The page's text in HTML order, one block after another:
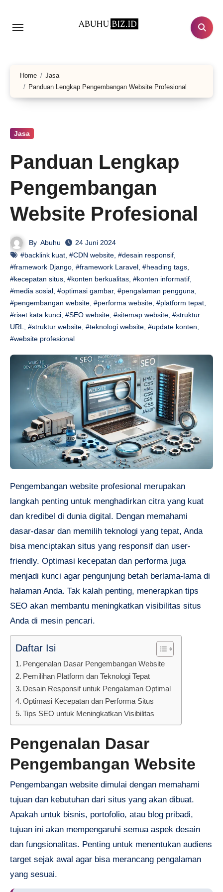
Home
Jasa
Panduan Lengkap Pengembangan Website Profesional
Jasa
Panduan Lengkap
Pengembangan
Website Profesional
By Abuhu
24 Juni 2024
#backlink kuat, #CDN website, #desain responsif,
#framework Django, #framework Laravel, #heading tags,
#kecepatan situs, #konten berkualitas, #konten informatif,
#media sosial, #optimasi gambar, #pengalaman pengguna,
#pengembangan website, #performa website, #platform tepat,
#riset kata kunci, #SEO website, #sitemap website, #struktur
URL, #struktur website, #teknologi website, #update konten,
#website profesional
Pengembangan website profesional merupakan
langkah penting untuk menghadirkan citra yang kuat
dan kredibel di dunia digital. Dengan memahami
dasar-dasar dan memilih teknologi yang tepat, Anda
bisa menciptakan situs yang responsif dan user-
friendly. Optimasi kecepatan dan performa juga
menjadi kunci agar pengunjung betah berlama-lama di
halaman Anda. Tak kalah penting, menerapkan tips
SEO akan membantu meningkatkan visibilitas situs
Anda di mesin pencari.
Daftar Isi
Pengenalan Dasar Pengembangan Website
Pemilihan Platform dan Teknologi Tepat
Desain Responsif untuk Pengalaman Optimal
Optimasi Kecepatan dan Performa Situs
Tips SEO untuk Meningkatkan Visibilitas
Pengenalan Dasar
Pengembangan Website
Pengembangan website dimulai dengan memahami
tujuan dan kebutuhan dari situs yang akan dibuat.
Apakah untuk bisnis, portofolio, atau blog pribadi,
tujuan ini akan mempengaruhi semua aspek desain
dan fungsionalitas. Penting untuk menentukan audiens
target sejak awal agar bisa merancang pengalaman
yang sesuai.